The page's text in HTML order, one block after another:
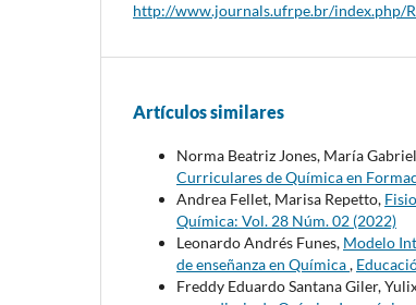
http://www.journals.ufrpe.br/index.php/
Artículos similares
Norma Beatriz Jones, María
Curriculares de Química en
Andrea Fellet, Marisa Repetto,
Química: Vol. 28 Núm. 02 (2022)
Leonardo Andrés Funes, Modelo
de enseñanza en Química,
Freddy Eduardo Santana Giler,